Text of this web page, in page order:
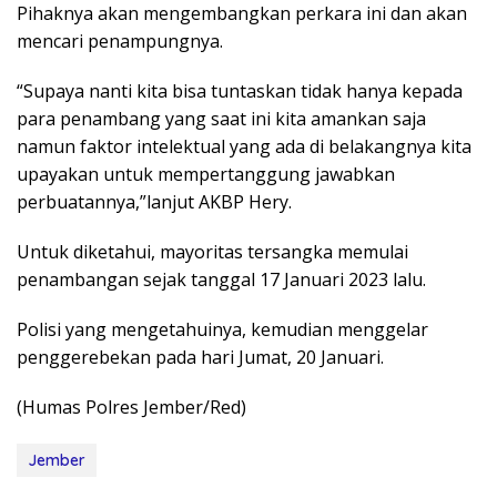
Pihaknya akan mengembangkan perkara ini dan akan
mencari penampungnya.
“Supaya nanti kita bisa tuntaskan tidak hanya kepada
para penambang yang saat ini kita amankan saja
namun faktor intelektual yang ada di belakangnya kita
upayakan untuk mempertanggung jawabkan
perbuatannya,”lanjut AKBP Hery.
Untuk diketahui, mayoritas tersangka memulai
penambangan sejak tanggal 17 Januari 2023 lalu.
Polisi yang mengetahuinya, kemudian menggelar
penggerebekan pada hari Jumat, 20 Januari.
(Humas Polres Jember/Red)
Jember